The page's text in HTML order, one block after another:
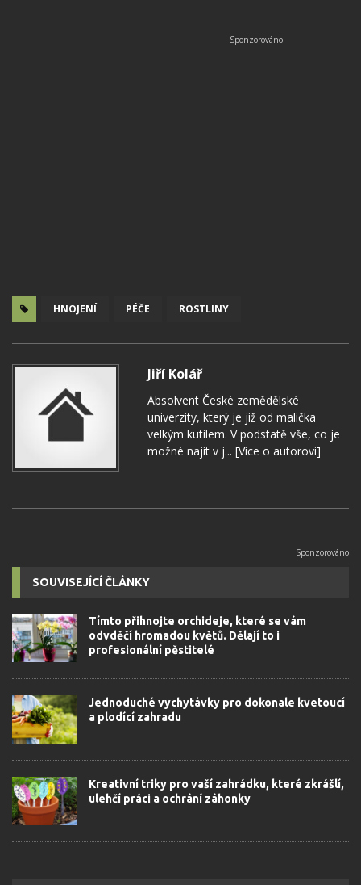
HNOJENÍ PÉČE ROSTLINY
Jiří Kolář
Absolvent České zemědělské
univerzity, který je již od malička
velkým kutilem. V podstatě vše, co je
možné najít v j... [Více o autorovi]
SOUVISEJÍCÍ ČLÁNKY
Tímto přihnojte orchideje, které se vám
odvděčí hromadou květů. Dělají to i
profesionální pěstitelé
Jednoduché vychytávky pro dokonale kvetoucí
a plodící zahradu
Kreativní triky pro vaší zahrádku, které zkrášlí,
ulehčí práci a ochrání záhonky